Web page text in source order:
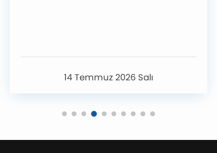
14 Temmuz 2026 Salı